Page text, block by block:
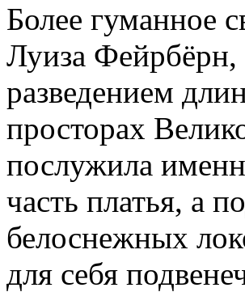
Более гуманное
Луиза Фейрбёрн,
разведением
просторах
послужила
часть платья, а
белоснежных
для себя